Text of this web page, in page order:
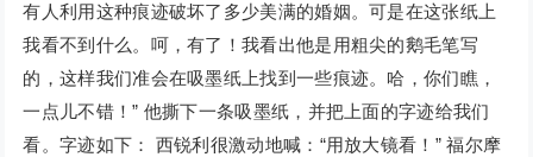
有人利用这种痕迹破坏了多少美满的婚姻。可是在这张纸上
我看不到什么。呵，有了！我看出他是用粗尖的鹅毛笔写
的，这样我们准会在吸墨纸上找到一些痕迹。哈，你们瞧，
一点儿不错！” 他撕下一条吸墨纸，并把上面的字迹给我们
看。字迹如下： 西锐利很激动地喊：“用放大镜看！” 福尔摩